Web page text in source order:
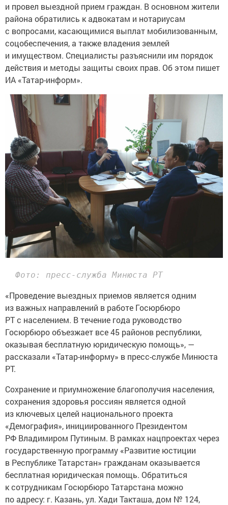
и провел выездной прием граждан. В основном жители
района обратились к адвокатам и нотариусам
с вопросами, касающимися выплат мобилизованным,
соцобеспечения, а также владения землей
и имуществом. Специалисты разъяснили им порядок
действия и методы защиты своих прав. Об этом пишет
ИА «Татар-информ».
  Фото: пресс-служба Минюста РТ
«Проведение выездных приемов является одним
из важных направлений в работе Госюрбюро
РТ с населением. В течение года руководство
Госюрбюро объезжает все 45 районов республики,
оказывая бесплатную юридическую помощь», —
рассказали «Татар-информу» в пресс-службе Минюста
РТ.
Сохранение и приумножение благополучия населения,
сохранения здоровья россиян является одной
из ключевых целей национального проекта
«Демография», инициированного Президентом
РФ Владимиром Путиным. В рамках нацпроектах через
государственную программу «Развитие юстиции
в Республике Татарстан» гражданам оказывается
бесплатная юридическая помощь. Обратиться
к сотрудникам Госюрбюро Татарстана можно
по адресу: г. Казань, ул. Хади Такташа, дом № 124,